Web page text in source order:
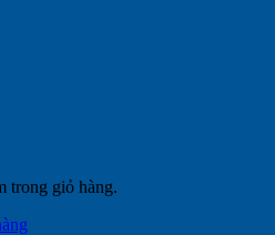
trong giỏ hàng.